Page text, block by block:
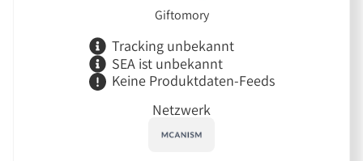
Giftomory
Tracking unbekannt
SEA ist unbekannt
Keine Produktdaten-Feeds
Netzwerk